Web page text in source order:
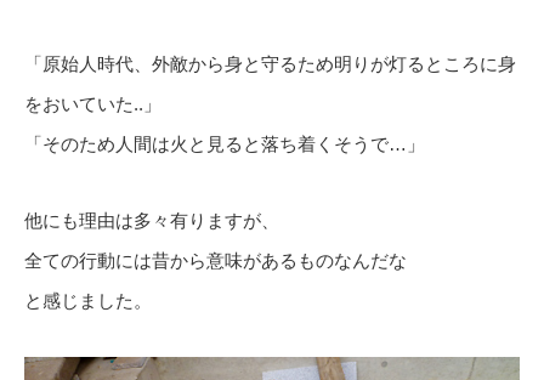
「原始人時代、外敵から身と守るため明りが灯るところに身
をおいていた..」
「そのため人間は火と見ると落ち着くそうで…」
他にも理由は多々有りますが、
全ての行動には昔から意味があるものなんだな
と感じました。